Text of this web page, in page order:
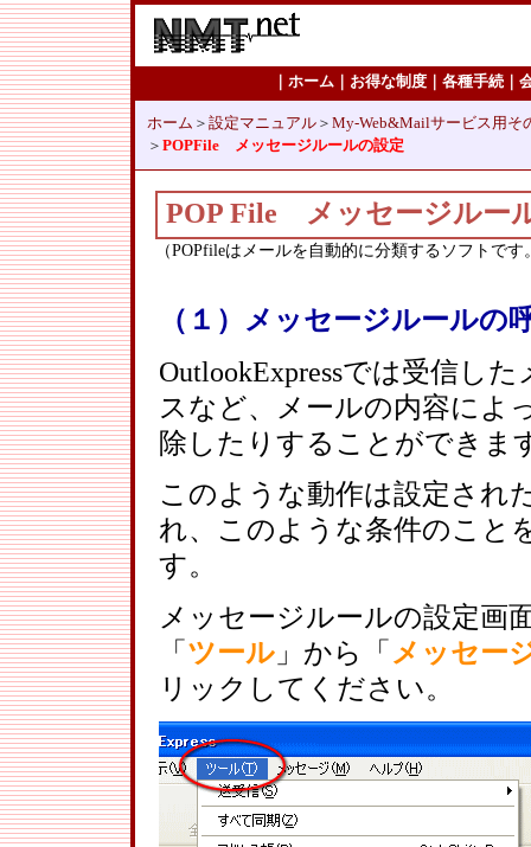
ホーム お得な制度 各種手続
ホーム ＞ 設定マニュアル ＞ My-Web&Mailサービス用そ
＞ POPFile メッセージルールの設定
POP File メッセージルー
（POPfileはメールを自動的に分類するソフトです
（１）メッセージルールの
OutlookExpressでは受信し
スなど、メールの内容によ
除したりすることができま
このような動作は設定され
れ、このような条件のこと
す。
メッセージルールの設定画
「ツール 」から「メッセー
リックしてください。